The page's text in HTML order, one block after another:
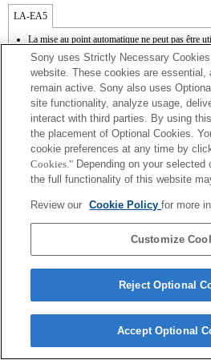
LA-EA5
La mise au point automatique ne peut pas être
Disponible avec une bague d'adaptation
Le mode SteadyShot n'est pas pris en charge.
Le son de fonctionnement du diaphragme est
interne.
La fonction Photo Creativity [Créativité photo]
Outside the A (Aperture priority), S (Shutter
shutter speed and the aperture can not be
La fonction [Comp. objectif ] (Compensation
En fonction des conditions de prise de vue, il se
soit pas uniforme.
Si vous fixez l'objectif à monture A à l'aide de
de mise au point. Vous pouvez agrandir l'image
Terms of Use Contact Us
Sony uses Strictly Necessary
website. These cookies are essential,
remain active. Sony also uses
site functionality, analyze usage,
interact with third parties. By using
the placement of Optional Cookies.
cookie preferences at any time by
Cookies." Depending on your selected
the full functionality of this website
Review our Cookie Policyfor more
Customize
Reject Optional
Accept Optional